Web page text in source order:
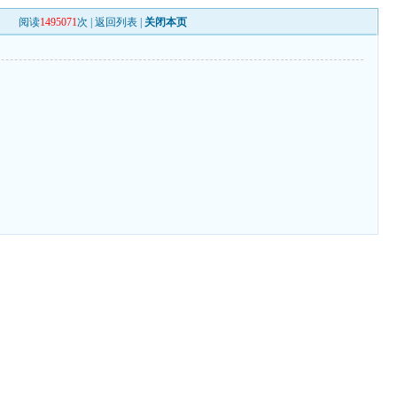
阅读1495071次 |返回列表 关闭本页